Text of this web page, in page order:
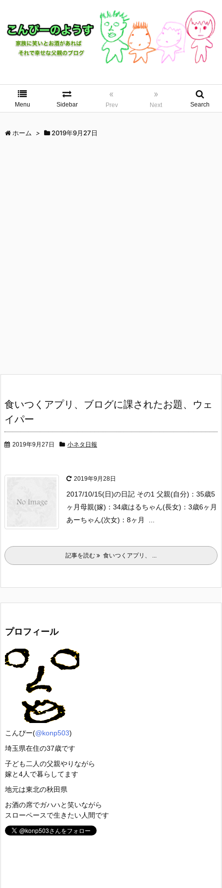
Menu Sidebar
«
Prev
»
Next Search
ホーム > 2019年9月27日
食いつくアプリ、ブログに課されたお題、ウェ
イパー
2019年9月27日 小ネタ日報
2019年9月28日
2017/10/15(日)の日記 その1 父親(自分)：35歳5
ヶ月母親(嫁)：34歳はるちゃん(長女)：3歳6ヶ月
あーちゃん(次女)：8ヶ月
...
記事を読む 食いつくアプリ、 ...
プロフィール
こんぴー(@konp503)
埼玉県在住の37歳です
子ども二人の父親やりながら
嫁と4人で暮らしてます
地元は東北の秋田県
お酒の席でガハハと笑いながら
スローペースで生きたい人間です